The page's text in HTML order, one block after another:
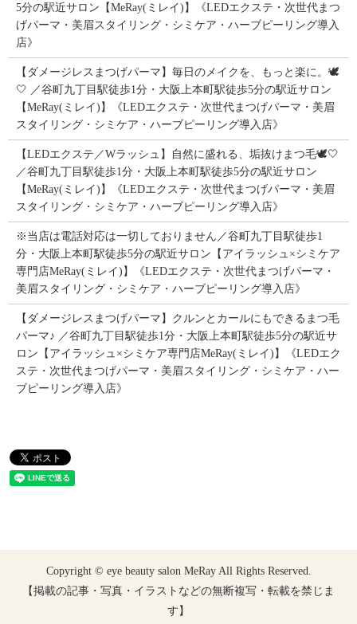
5分の駅近サロン【MeRay(ミレイ)】《LEDエクステ・次世代まつ
げパーマ・美眉スタイリング・シミケア・ハーブピーリング導入
店》
【ダメージレスまつげパーマ】毎日のメイクを、もっと楽に。🕊️
🤍 ／谷町九丁目駅徒歩1分・大阪上本町駅徒歩5分の駅近サロン
【MeRay(ミレイ)】《LEDエクステ・次世代まつげパーマ・美眉
スタイリング・シミケア・ハーブピーリング導入店》
【LEDエクステ／Wラッシュ】自然に盛れる、垢抜けまつ毛🕊️🤍
／谷町九丁目駅徒歩1分・大阪上本町駅徒歩5分の駅近サロン
【MeRay(ミレイ)】《LEDエクステ・次世代まつげパーマ・美眉
スタイリング・シミケア・ハーブピーリング導入店》
※当店は電話対応は一切しておりません／谷町九丁目駅徒歩1
分・大阪上本町駅徒歩5分の駅近サロン【アイラッシュ×シミケア
専門店MeRay(ミレイ)】《LEDエクステ・次世代まつげパーマ・
美眉スタイリング・シミケア・ハーブピーリング導入店》
【ダメージレスまつげパーマ】クルンとカールにもできるまつ毛
パーマ♪ ／谷町九丁目駅徒歩1分・大阪上本町駅徒歩5分の駅近サ
ロン【アイラッシュ×シミケア専門店MeRay(ミレイ)】《LEDエク
ステ・次世代まつげパーマ・美眉スタイリング・シミケア・ハー
ブピーリング導入店》
Copyright © eye beauty salon MeRay All Rights Reserved.
【掲載の記事・写真・イラストなどの無断複写・転載を禁じま
す】